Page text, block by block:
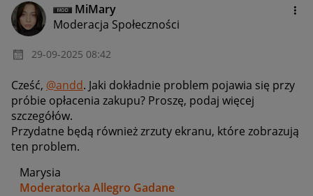
MiMary
Moderacja Społeczności
‎29-09-2025 08:42
Cześć, @andd. Jaki dokładnie problem pojawia się przy
próbie opłacenia zakupu? Proszę, podaj więcej
szczegółów.
Przydatne będą również zrzuty ekranu, które zobrazują
ten problem.
Marysia
Moderatorka Allegro Gadane